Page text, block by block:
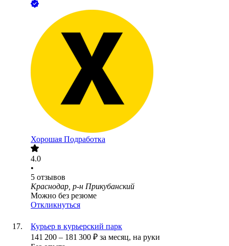
Хорошая Подработка
4.0
•
5 отзывов
Краснодар, р-н Прикубанский
Можно без резюме
Откликнуться
Курьер в курьерский парк
141 200 – 181 300 ₽ за месяц, на руки